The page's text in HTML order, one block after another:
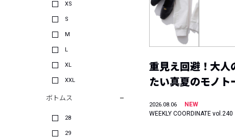
XS
S
M
L
XL
XXL
ボトムス
28
29
重見え回避！大人
たい真夏のモノト
2026.08.06
NEW
WEEKLY COORDINATE vol.240